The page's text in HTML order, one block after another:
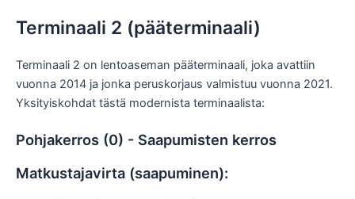
Terminaali 2 (pääterminaali)
Terminaali 2 on lentoaseman pääterminaali, joka avattiin
vuonna 2014 ja jonka peruskorjaus valmistuu vuonna 2021.
Yksityiskohdat tästä modernista terminaalista:
Pohjakerros (0) - Saapumisten kerros
Matkustajavirta (saapuminen):